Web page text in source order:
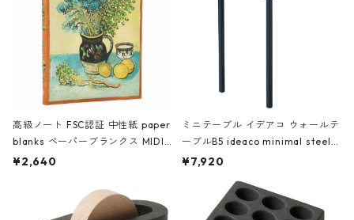
高級ノート FSC認証 中性紙 paper
blanks ペーパーブランクス MIDI
ハードカバー 罫線 ヴァン・ゴッホ
¥2,640
ミニテーブル イデアコ ウォールテ
ーブルB5 ideaco minimal steel f
urniture WALL Table B5 ネイビー
¥7,920